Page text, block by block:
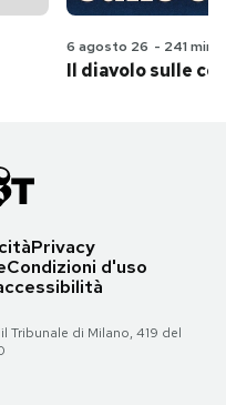
6 agosto 26 - 241 min
Il diavolo sulle
Privacy
Condizioni d'uso
Tribunale di Milano, 419 del